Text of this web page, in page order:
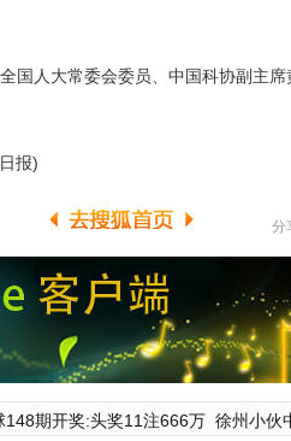
人大常委会委员、中国科协副主席
报)
分
148期开奖:头奖11注666万 徐州小伙